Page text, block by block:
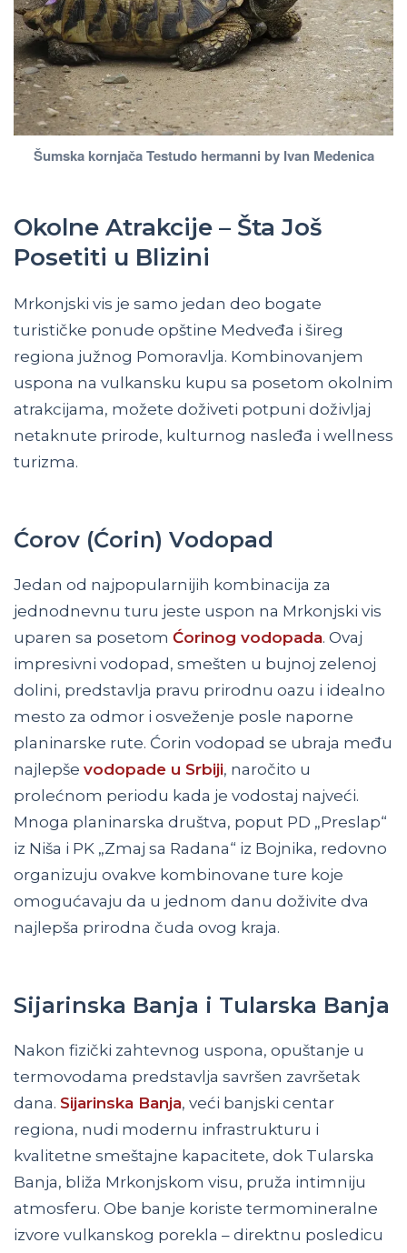
Šumska kornjača Testudo hermanni by Ivan Medenica
Okolne Atrakcije – Šta Još
Posetiti u Blizini
Mrkonjski vis je samo jedan deo bogate
turističke ponude opštine Medveđa i šireg
regiona južnog Pomoravlja. Kombinovanjem
uspona na vulkansku kupu sa posetom okolnim
atrakcijama, možete doživeti potpuni doživljaj
netaknute prirode, kulturnog nasleđa i wellness
turizma.
Ćorov (Ćorin) Vodopad
Jedan od najpopularnijih kombinacija za
jednodnevnu turu jeste uspon na Mrkonjski vis
uparen sa posetom Ćorinog vodopada. Ovaj
impresivni vodopad, smešten u bujnoj zelenoj
dolini, predstavlja pravu prirodnu oazu i idealno
mesto za odmor i osveženje posle naporne
planinarske rute. Ćorin vodopad se ubraja među
najlepše vodopade u Srbiji, naročito u
prolećnom periodu kada je vodostaj najveći.
Mnoga planinarska društva, poput PD „Preslap“
iz Niša i PK „Zmaj sa Radana“ iz Bojnika, redovno
organizuju ovakve kombinovane ture koje
omogućavaju da u jednom danu doživite dva
najlepša prirodna čuda ovog kraja.
Sijarinska Banja i Tularska Banja
Nakon fizički zahtevnog uspona, opuštanje u
termovodama predstavlja savršen završetak
dana. Sijarinska Banja, veći banjski centar
regiona, nudi modernu infrastrukturu i
kvalitetne smeštajne kapacitete, dok Tularska
Banja, bliža Mrkonjskom visu, pruža intimniju
atmosferu. Obe banje koriste termomineralne
izvore vulkanskog porekla – direktnu posledicu